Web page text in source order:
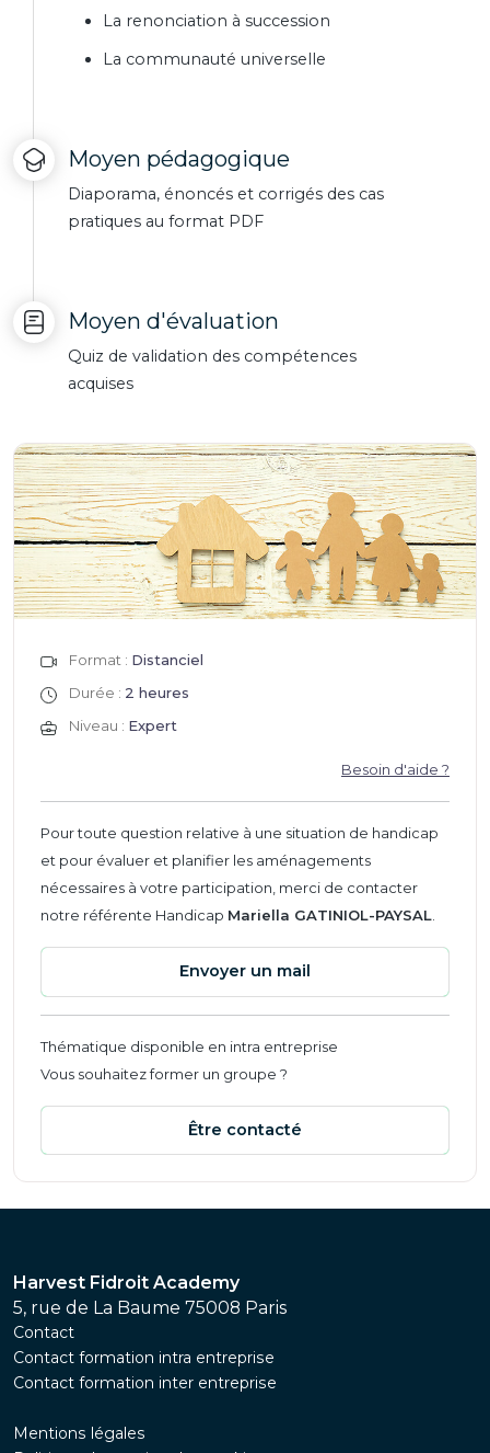
La renonciation à succession
La communauté universelle
Moyen pédagogique
Diaporama, énoncés et corrigés des cas
pratiques au format PDF
Moyen d'évaluation
Quiz de validation des compétences
acquises
Format : Distanciel
Durée : 2 heures
Niveau : Expert
Besoin d'aide ?
Pour toute question relative à une situation de handicap
et pour évaluer et planifier les aménagements
nécessaires à votre participation, merci de contacter
notre référente Handicap Mariella GATINIOL-PAYSAL
Envoyer un mail
Thématique disponible en intra entreprise
Vous souhaitez former un groupe ?
Être contacté
Harvest Fidroit Academy
5, rue de La Baume 75008 Paris
Contact
Contact formation intra entreprise
Contact formation inter entreprise
Mentions légales